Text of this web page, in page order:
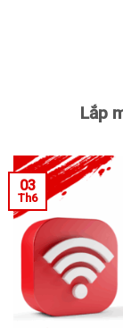
Lắp
03
Th6